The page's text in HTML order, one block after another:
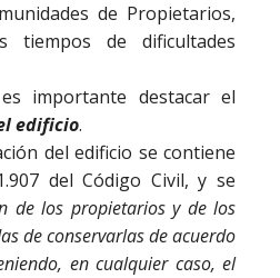
de Propietarios,
tiempos de dificultades
importante destacar el
edificio.
del edificio se contiene
del Código Civil, y se
de los propietarios y de los
de conservarlas de acuerdo
en cualquier caso, el